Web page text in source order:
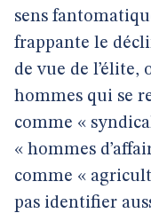
sens
frappante le
de vue de
hommes qui se
comme «
« hommes
comme «
pas identifier